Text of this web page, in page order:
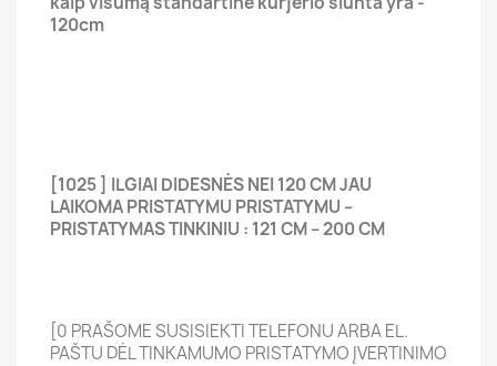
120cm
[1025 ] ILGIAI DIDESNĖS NEI 120 CM JAU
LAIKOMA PRISTATYMU PRISTATYMU –
PRISTATYMAS TINKINIU : 121 CM – 200 CM
[0 PRAŠOME SUSISIEKTI TELEFONU ARBA EL.
PAŠTU DĖL TINKAMUMO PRISTATYMO ĮVERTINIMO